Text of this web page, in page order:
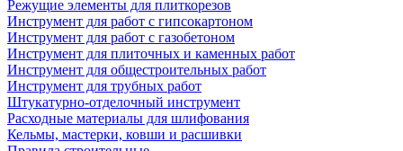
Режущие элементы для плиткорезов
Инструмент для работ с гипсокартоном
Инструмент для работ с газобетоном
Инструмент для плиточных и каменных работ
Инструмент для общестроительных работ
Инструмент для трубных работ
Штукатурно-отделочный инструмент
Расходные материалы для шлифования
Кельмы, мастерки, ковши и расшивки